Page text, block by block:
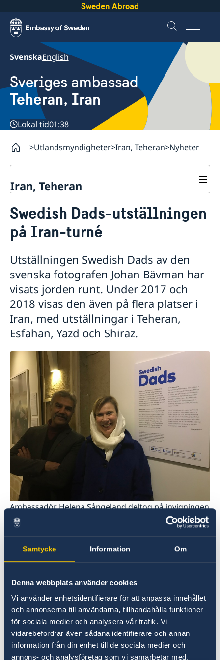
Samtycke Information Om
Denna webbplats använder cookies
Vi använder enhetsidentifierare för att anpassa innehållet
och annonserna till användarna, tillhandahålla funktioner
för sociala medier och analysera vår trafik. Vi
vidarebefordrar även sådana identifierare och annan
information från din enhet till de sociala medier och
annons- och analysföretag som vi samarbetar med.
Sweden Abroad
SvenskaEnglish
Sveriges ambassad
Teheran, Iran
Lokal tid01:38
Utlandsmyndigheter Iran, Teheran Nyheter
Iran, Teheran
Om oss
Swedish Dads-utställningen
på Iran-turné
Utställningen Swedish Dads av den
svenska fotografen Johan Bävman har
visats jorden runt. Under 2017 och
2018 visas den även på flera platser i
Iran, med utställningar i Teheran,
Esfahan, Yazd och Shiraz.
Ambassadör Helena Sångeland deltog på invigningen
av Swedish Dads på Safavi House Gallery i Esfahan.
Swedish Dads-utställningen består av 25
porträtt på svenska pappor som valt att vara
föräldralediga med sina barn i minst sex
Iran på Tehran Artists' Forum i april 2017.
Utställningarna genomförs i samarbete med
Svenska institutet och flera iranska
konstgallerier.